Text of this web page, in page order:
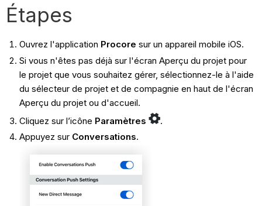
​Étapes​
Ouvrez l'application Procore sur un appareil mobile iOS.
Si vous n'êtes pas déjà sur l'écran Aperçu du projet pour
le projet que vous souhaitez gérer, sélectionnez-le à l'aide
du sélecteur de projet et de compagnie en haut de l'écran
Aperçu du projet ou d'accueil.
Cliquez sur l’icône Paramètres
.
Appuyez sur Conversations.